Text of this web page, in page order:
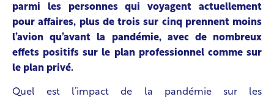
parmi les personnes qui voyagent actuellement
pour affaires, plus de trois sur cinq prennent moins
l’avion qu’avant la pandémie, avec de nombreux
effets positifs sur le plan professionnel comme sur
le plan privé.
Quel est l’impact de la pandémie sur les